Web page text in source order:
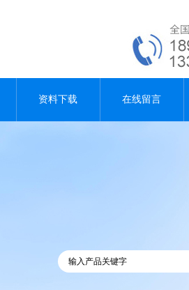
资料下载 在线留言